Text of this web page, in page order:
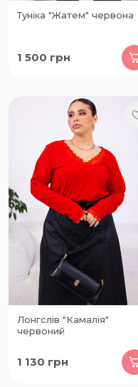
Туніка "Жатем" червона
1 500 грн
Лонгслів "Камалія"
червоний
1 130 грн